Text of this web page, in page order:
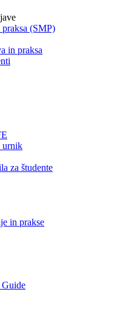
praksa (SMP)
in praksa
urnik
za študente
in prakse
Guide